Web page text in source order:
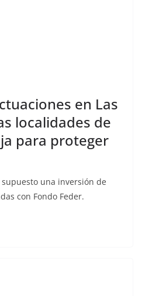
en Las
localidades de
para proteger
una inversión de
con Fondo Feder.